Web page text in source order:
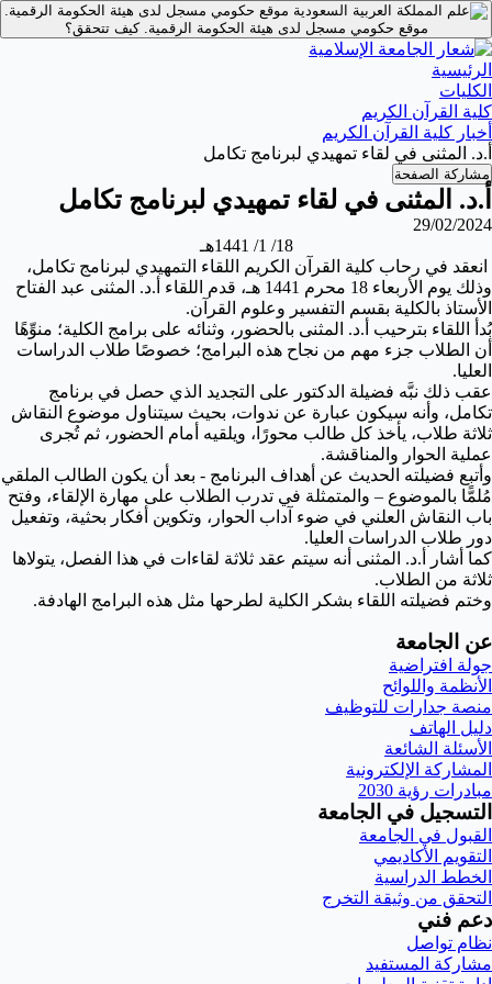
موقع حكومي مسجل لدى هيئة الحكومة الرقمية.
موقع حكومي مسجل لدى هيئة الحكومة الرقمية.كيف تتحقق؟
الرئيسية
الكليات
كلية القرآن الكريم
أخبار كلية القرآن الكريم
أ.د. المثنى في لقاء تمهيدي لبرنامج تكامل
مشاركة الصفحة
أ.د. المثنى في لقاء تمهيدي لبرنامج تكامل
29/02/2024
18/ 1/ 1441هـ
انعقد في رحاب كلية القرآن الكريم اللقاء التمهيدي لبرنامج تكامل،
وذلك يوم الأربعاء 18 محرم 1441 هـ، قدم اللقاء أ.د. المثنى عبد الفتاح
الأستاذ بالكلية بقسم التفسير وعلوم القرآن.
بُدأ اللقاء بترحيب أ.د. المثنى بالحضور، وثنائه على برامج الكلية؛ منوِّهًا
أن الطلاب جزء مهم من نجاح هذه البرامج؛ خصوصًا طلاب الدراسات
العليا.
عقب ذلك نبَّه فضيلة الدكتور على التجديد الذي حصل في برنامج
تكامل، وأنه سيكون عبارة عن ندوات، بحيث سيتناول موضوع النقاش
ثلاثة طلاب، يأخذ كل طالب محورًا، ويلقيه أمام الحضور، ثم تُجرى
عملية الحوار والمناقشة.
وأتبع فضيلته الحديث عن أهداف البرنامج - بعد أن يكون الطالب الملقي
مُلمًّا بالموضوع – والمتمثلة في تدرب الطلاب على مهارة الإلقاء، وفتح
باب النقاش العلني في ضوء آداب الحوار، وتكوين أفكار بحثية، وتفعيل
دور طلاب الدراسات العليا.
كما أشار أ.د. المثنى أنه سيتم عقد ثلاثة لقاءات في هذا الفصل، يتولاها
ثلاثة من الطلاب.
وختم فضيلته اللقاء بشكر الكلية لطرحها مثل هذه البرامج الهادفة.
عن الجامعة
جولة افتراضية
الأنظمة واللوائح
منصة جدارات للتوظيف
دليل الهاتف
الأسئلة الشائعة
المشاركة الإلكترونية
مبادرات رؤية 2030
التسجيل في الجامعة
القبول في الجامعة
التقويم الأكاديمي
الخطط الدراسية
التحقق من وثيقة التخرج
دعم فني
نظام تواصل
مشاركة المستفيد